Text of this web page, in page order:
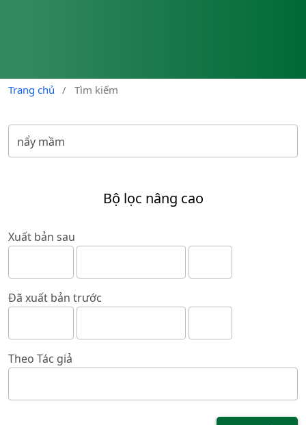
Trang chủ / Tìm kiếm
Bộ lọc nâng cao
Xuất bản sau
Đã xuất bản trước
Theo Tác giả